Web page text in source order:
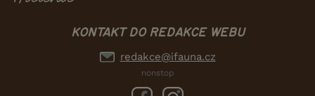
KONTAKT DO REDAKCE WEBU
redakce@ifauna.cz
nonstop